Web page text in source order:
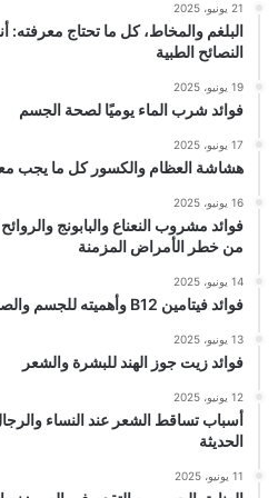
21 يونيو، 2025
البلغم والمخاط، كل ما تحتاج معرفته:
النصائح الطبية
19 يونيو، 2025
فوائد شرب الماء يوميًا لصحة الجسم
17 يونيو، 2025
هشاشة العظام والكسور كل ما يجب
16 يونيو، 2025
فوائد مشروب النعناع والبابونج
من خطر الأمراض المزمنة
14 يونيو، 2025
فوائد فيتامين B12 وأهميته للجسم والصحة العامة
13 يونيو، 2025
فوائد زيت جوز الهند للبشرة والشعر
12 يونيو، 2025
أسباب تساقط الشعر عند النساء
الحديثة
11 يونيو، 2025